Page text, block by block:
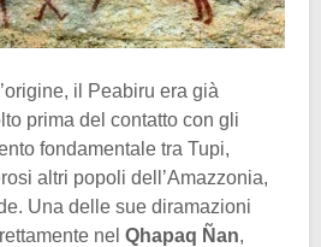
il Peabiru era già
prima del contatto con gli
fondamentale tra Tupi,
altri popoli dell’Amazzonia,
Una delle sue diramazioni
nel Qhapaq Ñan,